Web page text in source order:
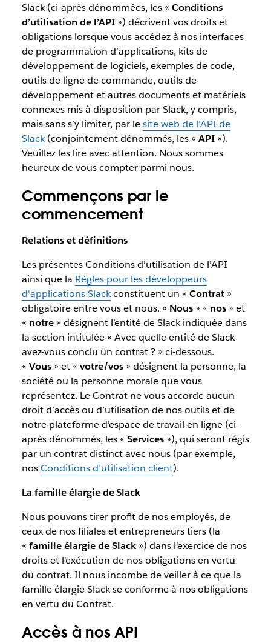
Slack (ci-après dénommées, les « Conditions
d’utilisation de l’API») décrivent vos droits et
obligations lorsque vous accédez à nos interfaces
de programmation d’applications, kits de
développement de logiciels, exemples de code,
outils de ligne de commande, outils de
développement et autres documents et matériels
connexes mis à disposition par Slack, y compris,
mais sans s’y limiter, par lesite web de l’API de
Slack(conjointement dénommés, les « API»).
Veuillez les lire avec attention. Nous sommes
heureux de vous compter parmi nous.
Commençons par le
commencement
Relations et définitions
Les présentes Conditions d’utilisation de l’API
ainsi que la Règles pour les développeurs
d'applications Slackconstituent un « Contrat»
obligatoire entre vous et nous. « Nous» « nos» et
« notre» désignent l’entité de Slack indiquée dans
la section intitulée « Avec quelle entité de Slack
avez-vous conclu un contrat ? » ci-dessous.
« Vous» et « votre/vos» désignent la personne, la
société ou la personne morale que vous
représentez. Le Contrat ne vous accorde aucun
droit d’accès ou d’utilisation de nos outils et de
notre plateforme d’espace de travail en ligne (ci-
après dénommés, les « Services»), qui seront régis
par un contrat distinct avec nous (par exemple,
nosConditions d’utilisation client).
La famille élargie de Slack
Nous pouvons tirer profit de nos employés, de
ceux de nos filiales et entrepreneurs tiers (la
« famille élargie de Slack») dans l'exercice de nos
droits et l'exécution de nos obligations en vertu
du contrat. Il nous incombe de veiller à ce que la
famille élargie Slack se conforme à nos obligations
en vertu du Contrat.
Accès à nos API